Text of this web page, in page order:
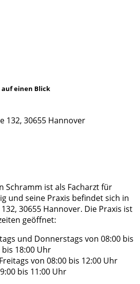
einen Blick
132, 30655 Hannover
Schramm ist als Facharzt für
und seine Praxis befindet sich in
30655 Hannover. Die Praxis ist
geöffnet:
und Donnerstags von 08:00 bis
18:00 Uhr
von 08:00 bis 12:00 Uhr
bis 11:00 Uhr